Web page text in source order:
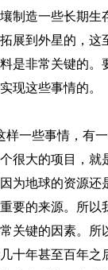
制造一些长期生
展到外星的，
是非常关键的
现这些事情的。
一些事情，有一
很大的项目，
为地球的资源
要的来源。所
关键的因素。
十年甚至百年